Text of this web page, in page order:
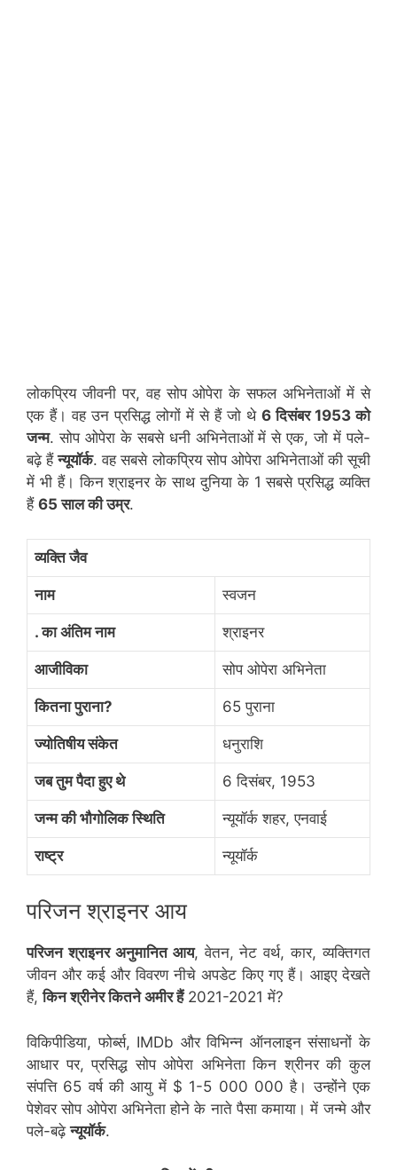
लोकप्रिय जीवनी पर, वह सोप ओपेरा के सफल अभिनेताओं में से
एक हैं। वह उन प्रसिद्ध लोगों में से हैं जो थे 6 दिसंबर 1953 को
जन्म. सोप ओपेरा के सबसे धनी अभिनेताओं में से एक, जो में पले-
बढ़े हैंन्यूयॉर्क. वह सबसे लोकप्रिय सोप ओपेरा अभिनेताओं की सूची
में भी हैं। किन श्राइनर के साथ दुनिया के 1 सबसे प्रसिद्ध व्यक्ति
हैं 65 साल की उम्र.
व्यक्ति जैव
नाम स्वजन
. का अंतिम नाम श्राइनर
आजीविका सोप ओपेरा अभिनेता
कितना पुराना? 65 पुराना
ज्योतिषीय संकेत धनुराशि
जब तुम पैदा हुए थे 6 दिसंबर, 1953
जन्म की भौगोलिक स्थिति न्यूयॉर्क शहर, एनवाई
राष्ट्र न्यूयॉर्क
परिजन श्राइनर आय
परिजन श्राइनर अनुमानित आय, वेतन, नेट वर्थ, कार, व्यक्तिगत
जीवन और कई और विवरण नीचे अपडेट किए गए हैं। आइए देखते
हैं,किन श्रीनेर कितने अमीर हैं2021-2021 में?
विकिपीडिया, फोर्ब्स, IMDb और विभिन्न ऑनलाइन संसाधनों के
आधार पर, प्रसिद्ध सोप ओपेरा अभिनेता किन श्रीनर की कुल
संपत्ति 65 वर्ष की आयु में $ 1-5 000 000 है। उन्होंने एक
पेशेवर सोप ओपेरा अभिनेता होने के नाते पैसा कमाया। में जन्मे और
पले-बढ़ेन्यूयॉर्क.